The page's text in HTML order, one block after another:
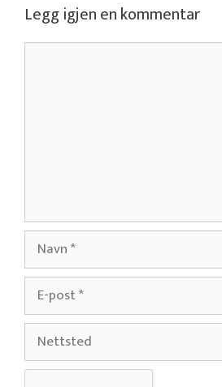
Legg igjen en kommentar
Navn
post
Nettsted